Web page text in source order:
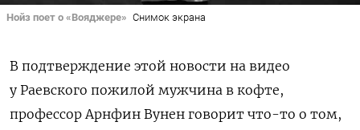
Нойз поет о «Вояджере» Снимок экрана
В подтверждение этой новости на видео
у Раевского пожилой мужчина в кофте,
профессор Арнфин Вунен говорит что-то о том,